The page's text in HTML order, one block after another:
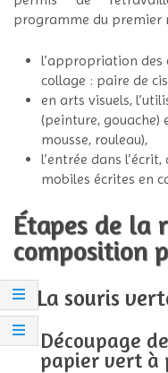
programme du premier
l’appropriation des
collage : paire de
en arts visuels,
(peinture,
mousse, rouleau),
l’entrée dans
mobiles écrites en
Étapes de la
composition
1/ La souris
Découpage
papier vert à